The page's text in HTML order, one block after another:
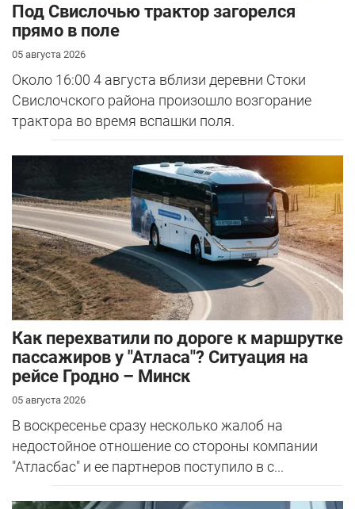
Под Свислочью трактор загорелся
прямо в поле
05 августа 2026
Около 16:00 4 августа вблизи деревни Стоки
Свислочского района произошло возгорание
трактора во время вспашки поля.
Как перехватили по дороге к маршрутке
пассажиров у "Атласа"? Ситуация на
рейсе Гродно – Минск
05 августа 2026
В воскресенье сразу несколько жалоб на
недостойное отношение со стороны компании
"Атласбас" и ее партнеров поступило в с...